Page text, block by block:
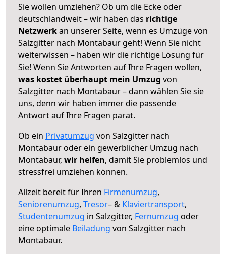
Sie wollen umziehen? Ob um die Ecke oder
deutschlandweit – wir haben das richtige
Netzwerkan unserer Seite, wenn es Umzüge von
Salzgitter nach Montabaur geht! Wenn Sie nicht
weiterwissen – haben wir die richtige Lösung für
Sie! Wenn Sie Antworten auf Ihre Fragen wollen,
was kostet überhaupt mein Umzug von
Salzgitter nach Montabaur – dann wählen Sie sie
uns, denn wir haben immer die passende
Antwort auf Ihre Fragen parat.
Ob ein Privatumzug von Salzgitter nach
Montabaur oder ein gewerblicher Umzug nach
Montabaur, wir helfen, damit Sie problemlos und
stressfrei umziehen können.
Allzeit bereit für Ihren Firmenumzug,
Seniorenumzug, Tresor– & Klaviertransport,
Studentenumzug in Salzgitter, Fernumzug oder
eine optimale Beiladung von Salzgitter nach
Montabaur.